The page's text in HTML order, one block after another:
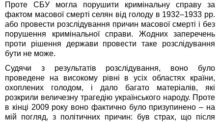
Проте СБУ могла порушити кримінальну справу за
фактом масової смерті селян від голоду в 1932–1933 рр.
або провести розслідування причин масової смерті і без
порушення кримінальної справи. Жодних заперечень
проти рішення держави провести таке розслідування
бути не може.
Судячи з результатів розслідування, воно було
проведене на високому рівні в усіх областях країни,
охоплених голодом, і дало багато матеріалів, які
розкрили величезну трагедію українського народу. Проте
в кінці 2009 року воно фактично було призупинено – на
мій погляд, з політичних причин: був страх, що після